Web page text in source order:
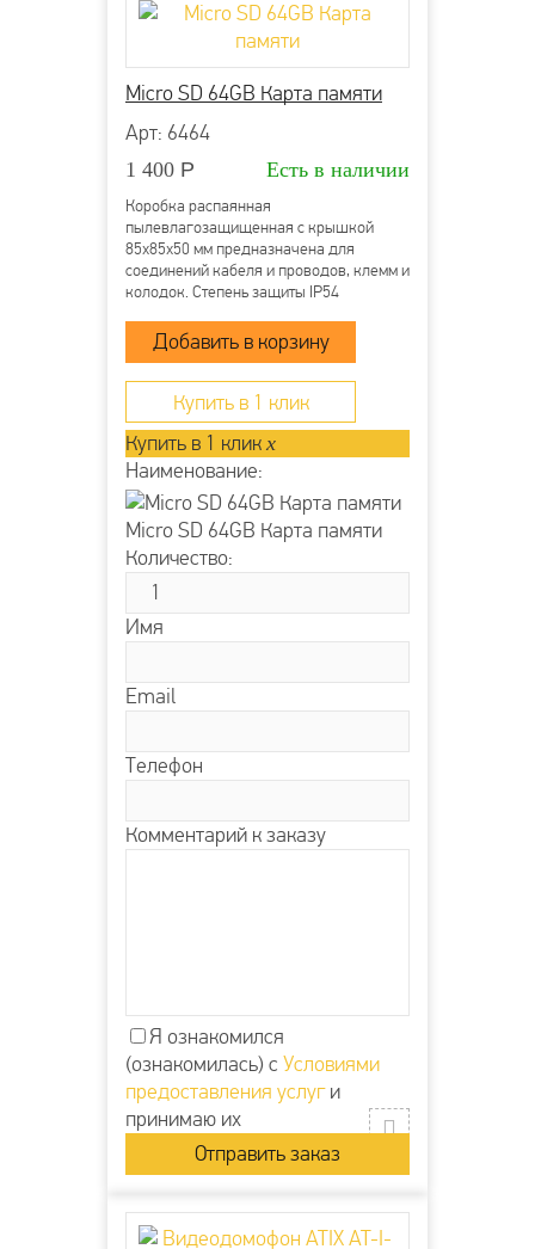
Micro SD 64GB Карта памяти
Арт: 6464
1 400 Р Есть в наличии
Коробка распаянная
пылевлагозащищенная с крышкой
85х85х50 мм предназначена для
соединений кабеля и проводов, клемм и
колодок. Степень защиты IP54
от ударов, пыли и влаги. Она
производится из прочного пластика
полипропилена и применяется для
открытой проводки....
Купить в 1 клик
Купить в 1 клик x
Наименование:
Micro SD 64GB Карта памяти
Количество:
Имя
Email
Телефон
Комментарий к заказу
Я ознакомился
(ознакомилась) с Условиями
предоставления услуги
принимаю их